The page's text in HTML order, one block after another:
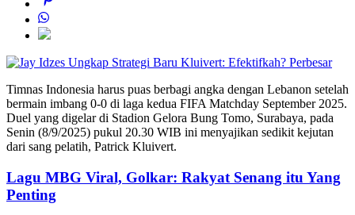
Perbesar
Timnas Indonesia harus puas berbagi angka dengan Lebanon setelah
bermain imbang 0-0 di laga kedua FIFA Matchday September 2025.
Duel yang digelar di Stadion Gelora Bung Tomo, Surabaya, pada
Senin (8/9/2025) pukul 20.30 WIB ini menyajikan sedikit kejutan
dari sang pelatih, Patrick Kluivert.
Lagu MBG Viral, Golkar: Rakyat Senang itu Yang
Penting